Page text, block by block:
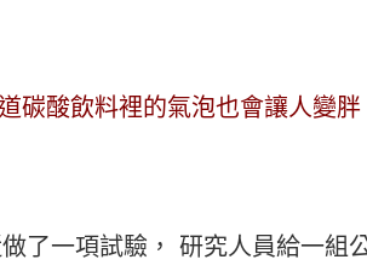
碳酸飲料裡的氣泡也會讓人變胖
了一項試驗， 研究人員給一組